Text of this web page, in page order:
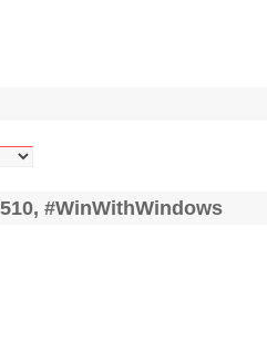
#WinWithWindows